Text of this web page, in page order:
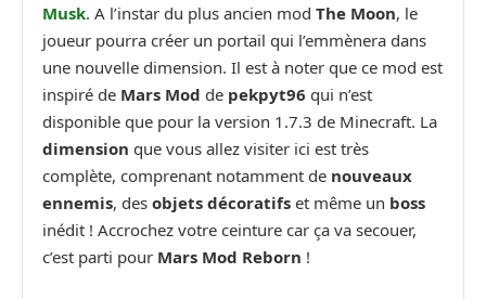
Musk. A l’instar du plus ancien mod The Moon, le
joueur pourra créer un portail qui l’emmènera dans
une nouvelle dimension. Il est à noter que ce mod est
inspiré de Mars Mod de pekpyt96 qui n’est
disponible que pour la version 1.7.3 de Minecraft. La
dimension que vous allez visiter ici est très
complète, comprenant notamment de nouveaux
ennemis, des objets décoratifs et même un boss
inédit ! Accrochez votre ceinture car ça va secouer,
c’est parti pour Mars Mod Reborn !